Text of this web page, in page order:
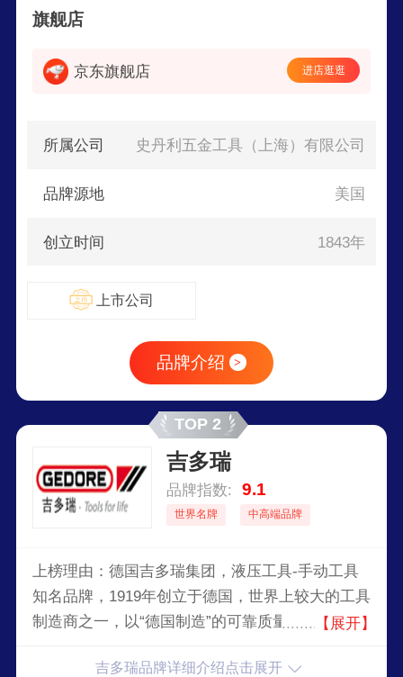
旗舰店
京东旗舰店 进店逛逛
所属公司 史丹利五金工具（上海）有限公司
品牌源地 美国
创立时间 1843年
上市公司
品牌介绍 >
TOP 2
吉多瑞
品牌指数: 9.1
世界名牌 中高端品牌
上榜理由：德国吉多瑞集团，液压工具-手动工具
知名品牌，1919年创立于德国，世界上较大的工具
制造商之一，以“德国制造”的可靠质量而以闻名，
【展开】
吉多瑞品牌详细介绍点击展开